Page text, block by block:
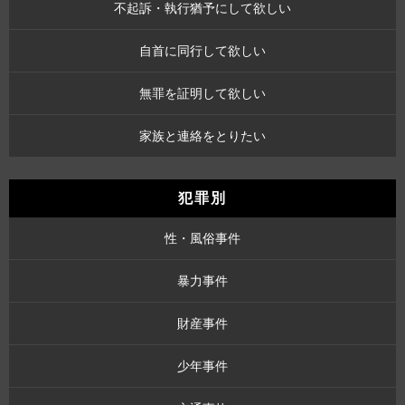
不起訴・執行猶予にして欲しい
自首に同行して欲しい
無罪を証明して欲しい
家族と連絡をとりたい
犯罪別
性・風俗事件
暴力事件
財産事件
少年事件